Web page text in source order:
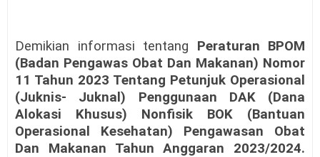
Demikian informasi tentang Peraturan BPOM
(Badan Pengawas Obat Dan Makanan) Nomor
11 Tahun 2023 Tentang Petunjuk Operasional
(Juknis- Juknal) Penggunaan DAK (Dana
Alokasi Khusus) Nonfisik BOK (Bantuan
Operasional Kesehatan) Pengawasan Obat
Dan Makanan Tahun Anggaran 2023/2024.